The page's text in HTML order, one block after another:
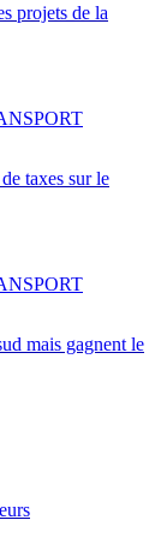
projets de la
taxes sur le
mais gagnent le